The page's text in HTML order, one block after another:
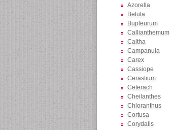
Azorella
Betula
Bupleurum
Callianthemum
Caltha
Campanula
Carex
Cassiope
Cerastium
Ceterach
Cheilanthes
Chloranthus
Cortusa
Corydalis